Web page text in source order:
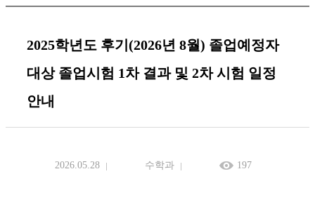
2025학년도 후기(2026년 8월) 졸업예정자
대상 졸업시험 1차 결과 및 2차 시험 일정
안내
2026.05.28 수학과 197